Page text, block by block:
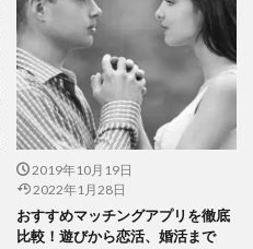
2019年10月19日
2022年1月28日
おすすめマッチングアプリを徹底
比較！遊びから恋活、婚活まで